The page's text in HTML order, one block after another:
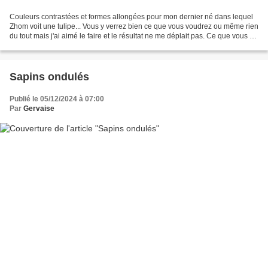
Couleurs contrastées et formes allongées pour mon dernier né dans lequel
Zhom voit une tulipe... Vous y verrez bien ce que vous voudrez ou même rien
du tout mais j'ai aimé le faire et le résultat ne me déplait pas. Ce que vous ne
Sapins ondulés
Publié le 05/12/2024 à 07:00
Par Gervaise